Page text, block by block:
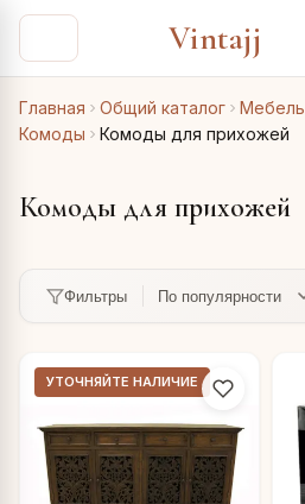
Vintajj
Главная Общий каталог Мебель
Комоды
Комоды для прихожей
Комоды для прихожей
Фильтры
УТОЧНЯЙТЕ НАЛИЧИЕ